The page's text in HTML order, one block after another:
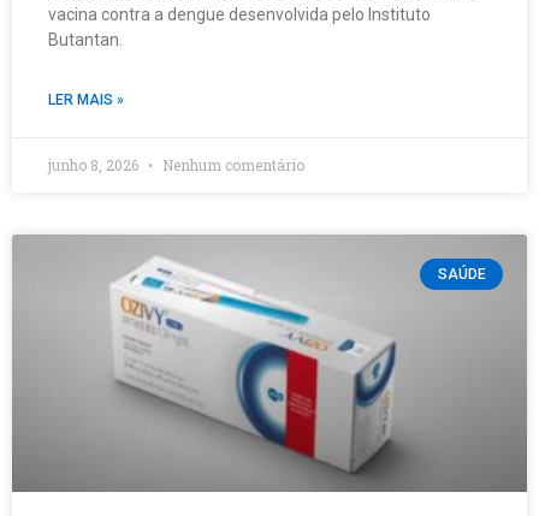
vacina contra a dengue desenvolvida pelo Instituto
Butantan.
LER MAIS »
junho 8, 2026 Nenhum comentário
SAÚDE